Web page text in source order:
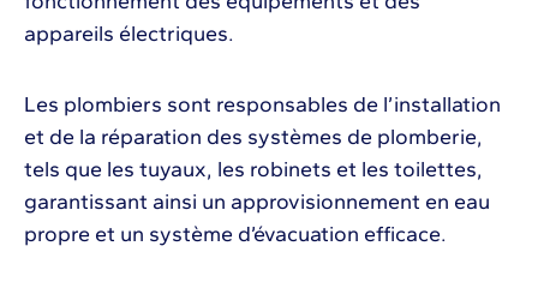
appareils électriques.
Les plombiers sont responsables de l’installation
et de la réparation des systèmes de plomberie,
tels que les tuyaux, les robinets et les toilettes,
garantissant ainsi un approvisionnement en eau
propre et un système d’évacuation efficace.